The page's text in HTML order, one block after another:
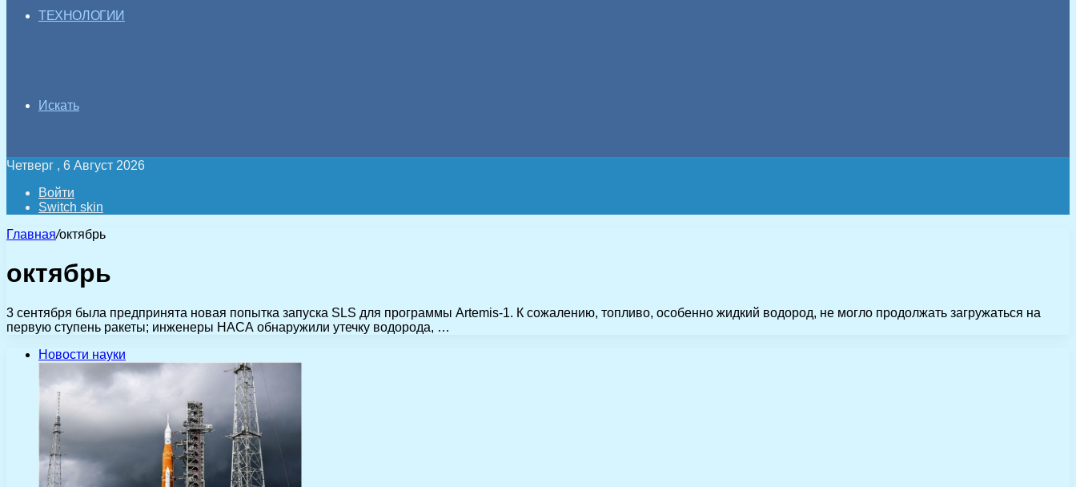
ТЕХНОЛОГИИ
Искать
Четверг , 6 Август 2026
Войти
Switch skin
Главная/октябрь
октябрь
3 сентября была предпринята новая попытка запуска SLS для программы Artemis-1. К сожалению, топливо, особенно жидкий водород, не могло продолжать загружаться на
первую ступень ракеты; инженеры НАСА обнаружили утечку водорода, …
Новости науки